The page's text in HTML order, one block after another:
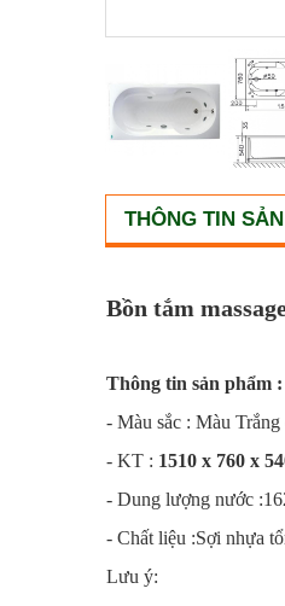
THÔNG TIN
Bồn tắm
Thông tin sản phẩm :
- Màu sắc : Màu
- KT : 1510 x 760 x
- Dung lượng nước
- Chất liệu :Sợi nhựa
Lưu ý: